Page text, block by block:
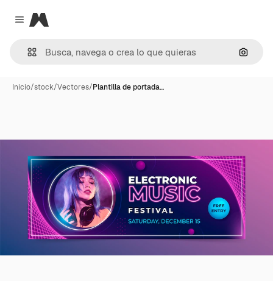
Close menu
Magnific
Inicio/stock/Vectores/Plantilla de portada…